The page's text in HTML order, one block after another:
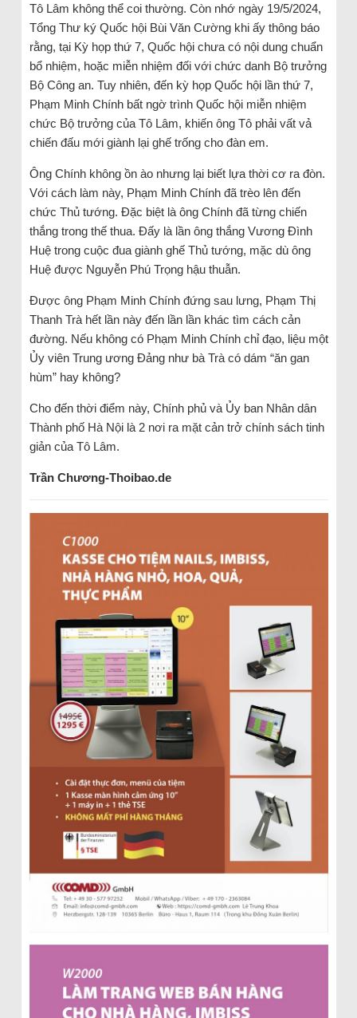
Tô Lâm không thể coi thường. Còn nhớ ngày 19/5/2024,
Tổng Thư ký Quốc hội Bùi Văn Cường khi ấy thông báo
rằng, tại Kỳ họp thứ 7, Quốc hội chưa có nội dung chuẩn
bổ nhiệm, hoặc miễn nhiệm đối với chức danh Bộ trưởng
Bộ Công an. Tuy nhiên, đến kỳ họp Quốc hội lần thứ 7,
Phạm Minh Chính bất ngờ trình Quốc hội miễn nhiệm
chức Bộ trưởng của Tô Lâm, khiến ông Tô phải vất vả
chiến đấu mới giành lại ghế trống cho đàn em.
Ông Chính không ồn ào nhưng lại biết lựa thời cơ ra đòn.
Với cách làm này, Phạm Minh Chính đã trèo lên đến
chức Thủ tướng. Đặc biệt là ông Chính đã từng chiến
thắng trong thế thua. Đấy là lần ông thắng Vương Đình
Huệ trong cuộc đua giành ghế Thủ tướng, mặc dù ông
Huệ được Nguyễn Phú Trọng hậu thuẫn.
Được ông Phạm Minh Chính đứng sau lưng, Phạm Thị
Thanh Trà hết lần này đến lần lần khác tìm cách cản
đường. Nếu không có Phạm Minh Chính chỉ đạo, liệu một
Ủy viên Trung ương Đảng như bà Trà có dám “ăn gan
hùm” hay không?
Cho đến thời điểm này, Chính phủ và Ủy ban Nhân dân
Thành phố Hà Nội là 2 nơi ra mặt cản trở chính sách tinh
giản của Tô Lâm.
Trần Chương-Thoibao.de